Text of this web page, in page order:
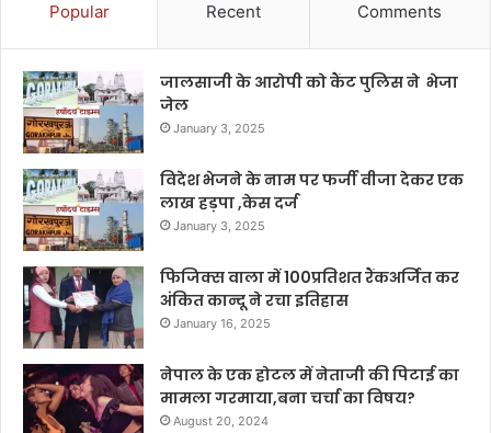
Popular Recent Comments
जालसाजी के आरोपी को कैंट पुलिस ने भेजा
जेल
January 3, 2025
विदेश भेजने के नाम पर फर्जी वीजा देकर एक
लाख हड़पा ,केस दर्ज
January 3, 2025
फिजिक्स वाला में 100प्रतिशत रैंकअर्जित कर
अंकित कान्दू ने रचा इतिहास
January 16, 2025
नेपाल के एक होटल में नेताजी की पिटाई का
मामला गरमाया,बना चर्चा का विषय?
August 20, 2024